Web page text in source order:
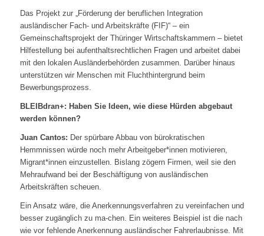
Das Projekt zur „Förderung der beruflichen Integration
ausländischer Fach- und Arbeitskräfte (FIF)“ – ein
Gemeinschaftsprojekt der Thüringer Wirtschaftskammern – bietet
Hilfestellung bei aufenthaltsrechtlichen Fragen und arbeitet dabei
mit den lokalen Ausländerbehörden zusammen. Darüber hinaus
unterstützen wir Menschen mit Fluchthintergrund beim
Bewerbungsprozess.
BLEIBdran+: Haben Sie Ideen, wie diese Hürden abgebaut
werden können?
Juan Cantos: Der spürbare Abbau von bürokratischen
Hemmnissen würde noch mehr Arbeitgeber*innen motivieren,
Migrant*innen einzustellen. Bislang zögern Firmen, weil sie den
Mehraufwand bei der Beschäftigung von ausländischen
Arbeitskräften scheuen.
Ein Ansatz wäre, die Anerkennungsverfahren zu vereinfachen und
besser zugänglich zu ma-chen. Ein weiteres Beispiel ist die nach
wie vor fehlende Anerkennung ausländischer Fahrerlaubnisse. Mit